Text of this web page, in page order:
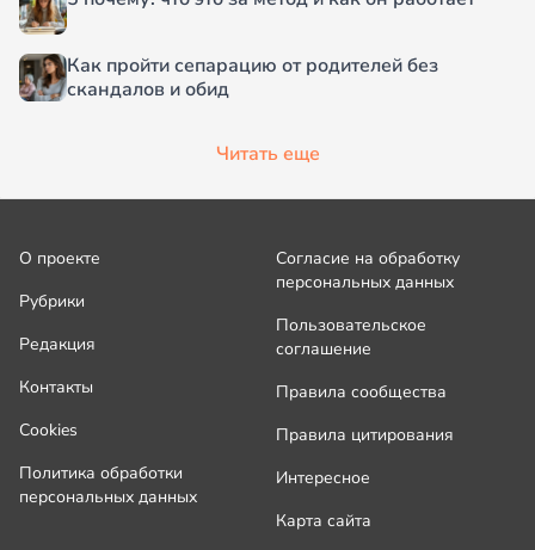
Как пройти сепарацию от родителей без
скандалов и обид
Читать еще
О проекте
Рубрики
Редакция
Контакты
Cookies
Политика обработки
персональных данных
Согласие на обработку
персональных данных
Пользовательское
соглашение
Правила сообщества
Правила цитирования
Интересное
Карта сайта